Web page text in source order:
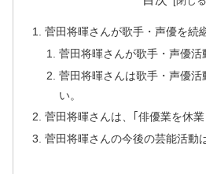
菅田将暉さんが歌手・声優を続
菅田将暉さんが歌手・声優活
菅田将暉さんは歌手・声優活
い。
菅田将暉さんは、｢俳優業を休業
菅田将暉さんの今後の芸能活動